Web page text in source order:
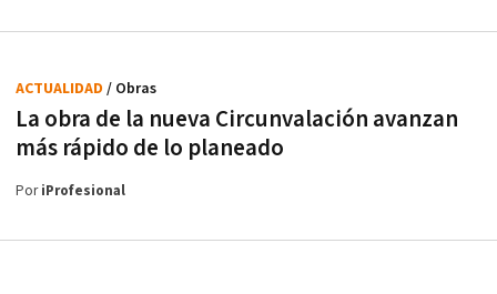
La obra de la nueva Circunvalación avanzan
más rápido de lo planeado
ACTUALIDAD / Obras
PoriProfesional